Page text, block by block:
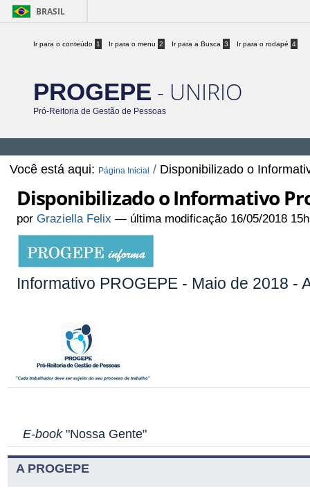
BRASIL
Ir para o conteúdo 1 Ir para o menu 2 Ir para a Busca 3 Ir para o rodapé 4
PROGEPE - UNIRIO
Pró-Reitoria de Gestão de Pessoas
Você está aqui: Página Inicial / Disponibilizado o
Disponibilizado o Informativo
porGraziella Felix — última modificação 16/05/2018
Informativo PROGEPE - Maio de 2018 -
E-book"Nossa Gente"
A PROGEPE